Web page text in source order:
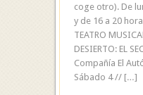
coge otro). De
y de 16 a 20
TEATRO
DESIERTO: EL
Compañía El
Sábado 4 // […]